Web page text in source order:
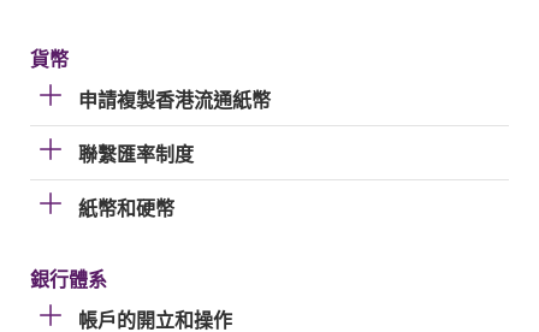
貨幣
申請複製香港流通紙幣
聯繫匯率制度
紙幣和硬幣
銀行體系
帳戶的開立和操作